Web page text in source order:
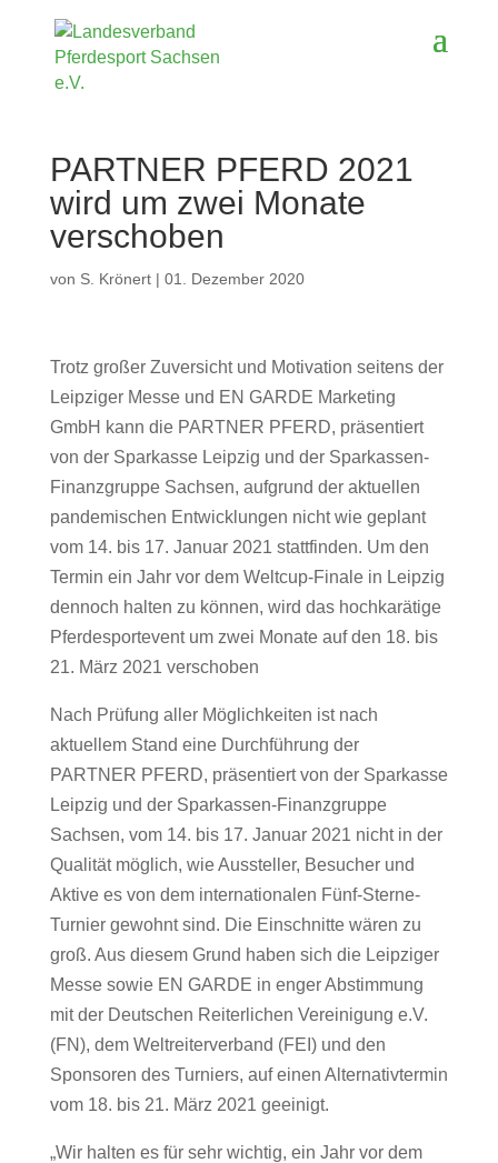
PARTNER PFERD 2021
wird um zwei Monate
verschoben
von S. Krönert| 01. Dezember 2020
Trotz großer Zuversicht und Motivation seitens der
Leipziger Messe und EN GARDE Marketing
GmbH kann die PARTNER PFERD, präsentiert
von der Sparkasse Leipzig und der Sparkassen-
Finanzgruppe Sachsen, aufgrund der aktuellen
pandemischen Entwicklungen nicht wie geplant
vom 14. bis 17. Januar 2021 stattfinden. Um den
Termin ein Jahr vor dem Weltcup-Finale in Leipzig
dennoch halten zu können, wird das hochkarätige
Pferdesportevent um zwei Monate auf den 18. bis
21. März 2021 verschoben
Nach Prüfung aller Möglichkeiten ist nach
aktuellem Stand eine Durchführung der
PARTNER PFERD, präsentiert von der Sparkasse
Leipzig und der Sparkassen-Finanzgruppe
Sachsen, vom 14. bis 17. Januar 2021 nicht in der
Qualität möglich, wie Aussteller, Besucher und
Aktive es von dem internationalen Fünf-Sterne-
Turnier gewohnt sind. Die Einschnitte wären zu
groß. Aus diesem Grund haben sich die Leipziger
Messe sowie EN GARDE in enger Abstimmung
mit der Deutschen Reiterlichen Vereinigung e.V.
(FN), dem Weltreiterverband (FEI) und den
Sponsoren des Turniers, auf einen Alternativtermin
vom 18. bis 21. März 2021 geeinigt.
„Wir halten es für sehr wichtig, ein Jahr vor dem